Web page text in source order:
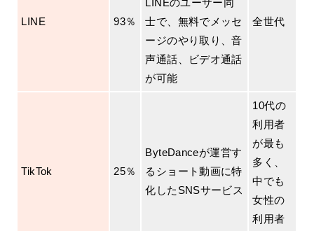
LINE 93％
LINEのユーザー同
士で、無料でメッセ
ージのやり取り、音
声通話、ビデオ通話
が可能
全世代
TikTok 25％
ByteDanceが運営す
るショート動画に特
化したSNSサービス
10代の
利用者
が最も
多く、
中でも
女性の
利用者